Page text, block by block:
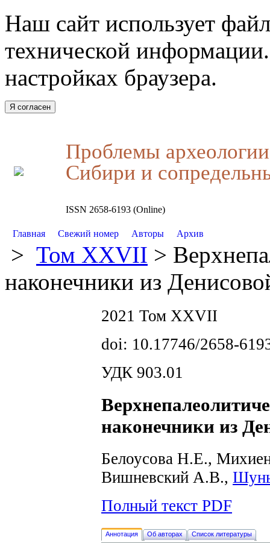
Наш сайт использует
технической
настройках браузера.
Я согласен
Проблемы
Сибири и
ISSN 2658-6193 (Online)
Главная Свежий номер Авторы Архив
> Том XXVII >
наконечники из
2021 Том XXVII
doi: 10.17746/2658-
УДК 903.01
наконечники из
Белоусова Н.Е.,
Вишневский А.В.,
Полный текст PDF
Аннотация Об авторах Список литературы